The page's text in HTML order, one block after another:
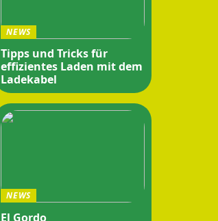
NEWS
Tipps und Tricks für
effizientes Laden mit dem
Ladekabel
NEWS
El Gordo